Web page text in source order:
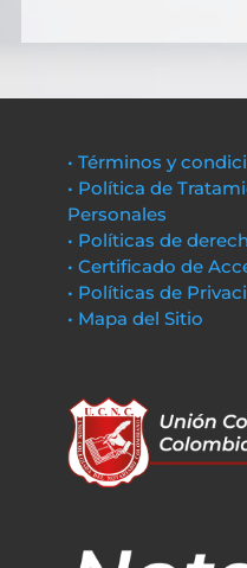
• Términos y
• Política de
Personales
• Políticas de
• Certificado de
• Políticas de
• Mapa del Sitio